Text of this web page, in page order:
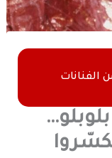
الفنانات